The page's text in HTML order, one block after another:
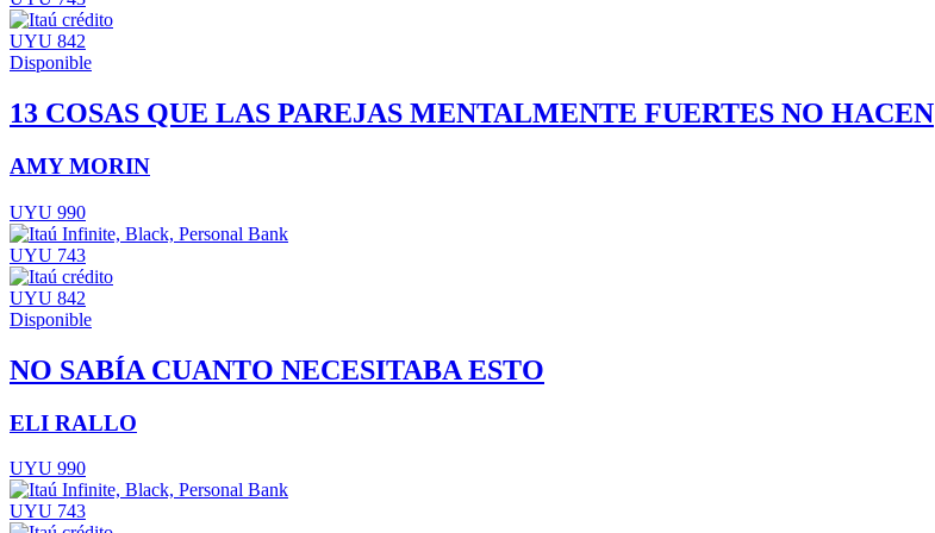
UYU 842
Disponible
13 COSAS QUE LAS PAREJAS MENTALMENTE FUERTES NO HACEN
AMY MORIN
UYU 990
UYU 743
UYU 842
Disponible
NO SABÍA CUANTO NECESITABA ESTO
ELI RALLO
UYU 990
UYU 743